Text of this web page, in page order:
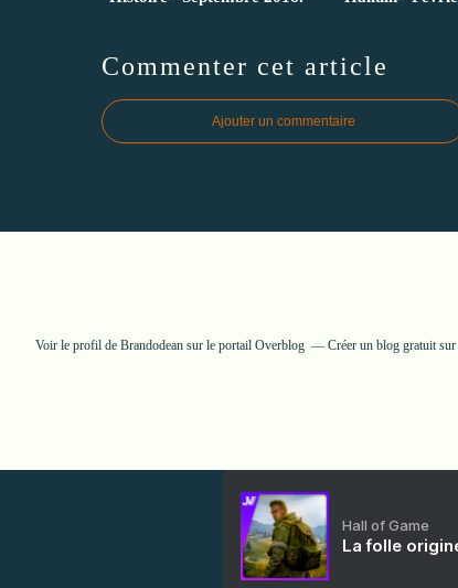
Commenter cet article
Ajouter un commentaire
Voir le profil de Brandodean sur le portail Overblog Créer un blog gratuit
Hall of Game
La folle